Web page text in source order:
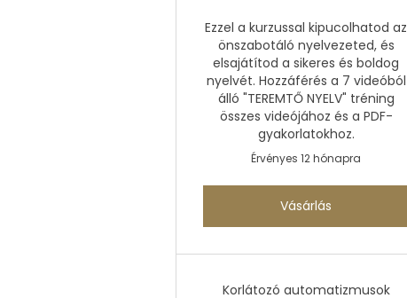
Ezzel a kurzussal kipucolhatod az
önszabotáló nyelvezeted, és
elsajátítod a sikeres és boldog
nyelvét. Hozzáférés a 7 videóból
álló "TEREMTŐ NYELV" tréning
összes videójához és a PDF-
gyakorlatokhoz.
Érvényes 12 hónapra
Vásárlás
Korlátozó automatizmusok